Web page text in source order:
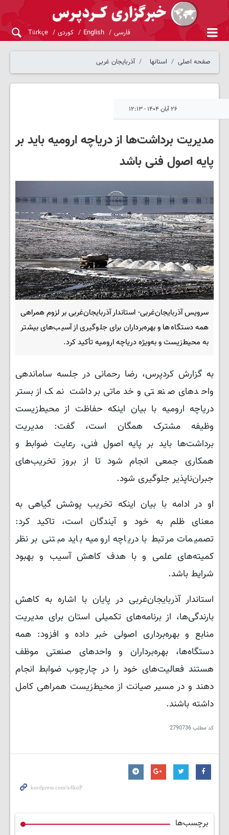
فارسی English کوردی Türkçe
صفحه اصلی استانها آذربایجان غربی
۲۶ آبان ۱۴۰۴ - ۱۲:۱۳
مدیریت برداشت‌ها از دریاچه ارومیه باید بر
پایه اصول فنی باشد
سرویس آذربایجان‌غربی- استاندار آذربایجان‌غربی بر لزوم همراهی
همه دستگاه‌ها و بهره‌برداران برای جلوگیری از آسیب‌های بیشتر
به محیط‌زیست و به‌ویژه دریاچه ارومیه تأکید کرد.
به گزارش کردپرس، رضا رحمانی در جلسه ساماندهی
واحدهای صنعتی و خدماتی برداشت نمک از بستر
دریاچه ارومیه با بیان اینکه حفاظت از محیط‌زیست
وظیفه مشترک همگان است، گفت: مدیریت
برداشت‌ها باید بر پایه اصول فنی، رعایت ضوابط و
همکاری جمعی انجام شود تا از بروز تخریب‌های
جبران‌ناپذیر جلوگیری شود.
او در ادامه با بیان اینکه تخریب پوشش گیاهی به
معنای ظلم به خود و آیندگان است، تاکید کرد:
تصمیمات مرتبط با دریاچه ارومیه باید مبتنی بر نظر
کمیته‌های علمی و با هدف کاهش آسیب و بهبود
شرایط باشد.
استاندار آذربایجان‌غربی در پایان با اشاره به کاهش
بارندگی‌ها، از برنامه‌های تکمیلی استان برای مدیریت
منابع و بهره‌برداری اصولی خبر داده و افزود: همه
دستگاه‌ها، بهره‌برداران و واحدهای صنعتی موظف‌
هستند فعالیت‌های خود را در چارچوب ضوابط انجام
دهند و در مسیر صیانت از محیط‌زیست همراهی کامل
داشته باشند.
کد مطلب2790736
برچسب‌ها